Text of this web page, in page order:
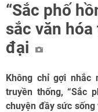
“Sắc phố
sắc văn
đại
Không chỉ gợi nhắc
truyền thống, “Sắc
chuyện đầy sức